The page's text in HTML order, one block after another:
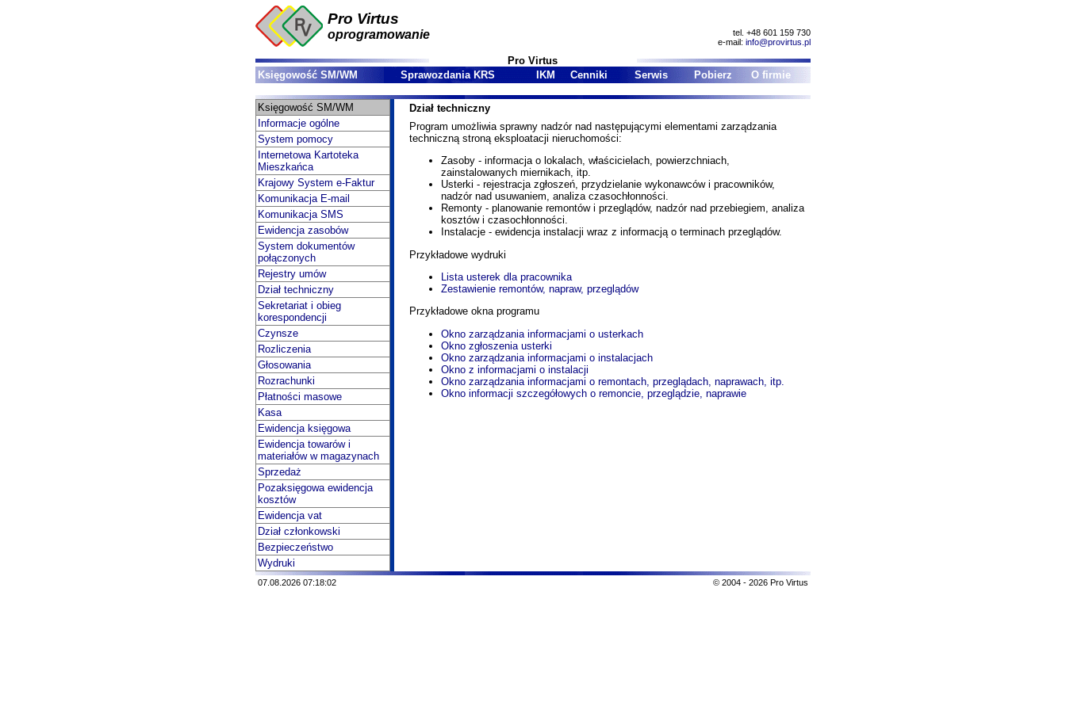
Pro Virtus
oprogramowanie
tel. +48 601 159 730
e-mail: info@provirtus.pl
Pro Virtus
Księgowość SM/WM
Sprawozdania KRS IKM Cenniki Serwis Pobierz O firmie
Księgowość SM/WM
Informacje ogólne
System pomocy
Internetowa Kartoteka
Mieszkańca
Krajowy System e-Faktur
Komunikacja E-mail
Komunikacja SMS
Ewidencja zasobów
System dokumentów
połączonych
Rejestry umów
Dział techniczny
Sekretariat i obieg
korespondencji
Czynsze
Rozliczenia
Głosowania
Rozrachunki
Płatności masowe
Kasa
Ewidencja księgowa
Ewidencja towarów i
materiałów w magazynach
Sprzedaż
Pozaksięgowa ewidencja
kosztów
Ewidencja vat
Dział członkowski
Bezpieczeństwo
Wydruki
Dział techniczny
Program umożliwia sprawny nadzór nad następującymi elementami zarządzania
techniczną stroną eksploatacji nieruchomości:
Zasoby - informacja o lokalach, właścicielach, powierzchniach,
zainstalowanych miernikach, itp.
Usterki - rejestracja zgłoszeń, przydzielanie wykonawców i pracowników,
nadzór nad usuwaniem, analiza czasochłonności.
Remonty - planowanie remontów i przeglądów, nadzór nad przebiegiem, analiza
kosztów i czasochłonności.
Instalacje - ewidencja instalacji wraz z informacją o terminach przeglądów.
Przykładowe wydruki
Lista usterek dla pracownika
Zestawienie remontów, napraw, przeglądów
Przykładowe okna programu
Okno zarządzania informacjami o usterkach
Okno zgłoszenia usterki
Okno zarządzania informacjami o instalacjach
Okno z informacjami o instalacji
Okno zarządzania informacjami o remontach, przeglądach, naprawach, itp.
Okno informacji szczegółowych o remoncie, przeglądzie, naprawie
07.08.2026 07:18:02 © 2004 - 2026 Pro Virtus